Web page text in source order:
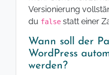
Versionierung
du false statt einer
Wann soll der
WordPress
werden?